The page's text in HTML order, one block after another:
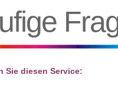
Sie diesen Service: